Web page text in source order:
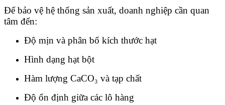
Để bảo vệ hệ thống sản xuất, doanh nghiệp cần quan
tâm đến:
Độ mịn và phân bố kích thước hạt
Hình dạng hạt bột
Hàm lượng CaCO₃ và tạp chất
Độ ổn định giữa các lô hàng